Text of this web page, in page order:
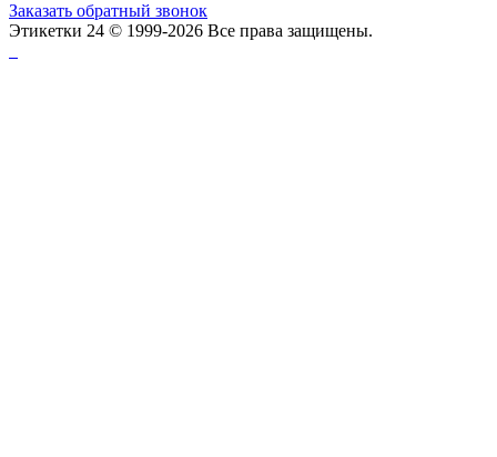
Заказать обратный звонок
Этикетки 24 © 1999-2026 Все права защищены.